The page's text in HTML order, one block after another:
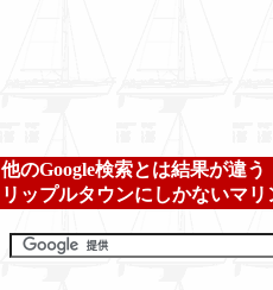
他のGoogle検索とは結果が違う
リップルタウンにしかないマ